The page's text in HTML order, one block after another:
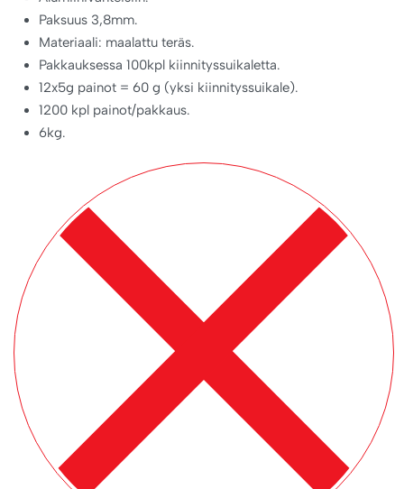
Paksuus 3,8mm.
Materiaali: maalattu teräs.
Pakkauksessa 100kpl kiinnityssuikaletta.
12x5g painot = 60 g (yksi kiinnityssuikale).
1200 kpl painot/pakkaus.
6kg.